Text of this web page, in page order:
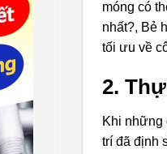
móng có
nhất?, Bẻ
tối ưu về
2.
Khi những
trí đã định